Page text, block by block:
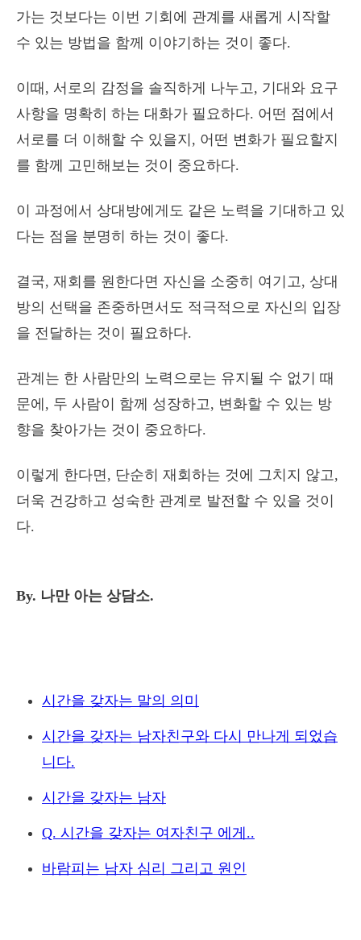
가는 것보다는 이번 기회에 관계를 새롭게 시작할
수 있는 방법을 함께 이야기하는 것이 좋다.
이때, 서로의 감정을 솔직하게 나누고, 기대와 요구
사항을 명확히 하는 대화가 필요하다. 어떤 점에서
서로를 더 이해할 수 있을지, 어떤 변화가 필요할지
를 함께 고민해보는 것이 중요하다.
이 과정에서 상대방에게도 같은 노력을 기대하고 있
다는 점을 분명히 하는 것이 좋다.
결국, 재회를 원한다면 자신을 소중히 여기고, 상대
방의 선택을 존중하면서도 적극적으로 자신의 입장
을 전달하는 것이 필요하다.
관계는 한 사람만의 노력으로는 유지될 수 없기 때
문에, 두 사람이 함께 성장하고, 변화할 수 있는 방
향을 찾아가는 것이 중요하다.
이렇게 한다면, 단순히 재회하는 것에 그치지 않고,
더욱 건강하고 성숙한 관계로 발전할 수 있을 것이
다.
By. 나만 아는 상담소.
시간을 갖자는 말의 의미
시간을 갖자는 남자친구와 다시 만나게 되었습
니다.
시간을 갖자는 남자
Q. 시간을 갖자는 여자친구 에게..
바람피는 남자 심리 그리고 원인